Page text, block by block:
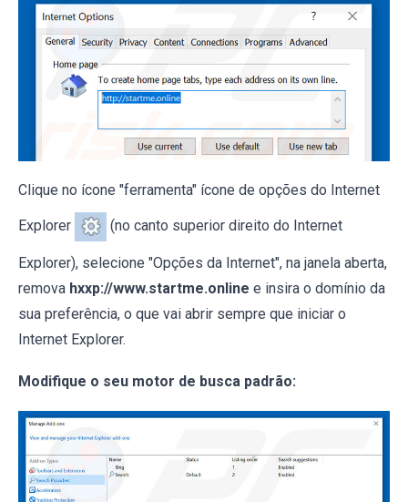
Clique no ícone "ferramenta" ícone de opções do Internet
Explorer (no canto superior direito do Internet
Explorer), selecione "Opções da Internet", na janela aberta,
remova hxxp://www.startme.online e insira o domínio da
sua preferência, o que vai abrir sempre que iniciar o
Internet Explorer.
Modifique o seu motor de busca padrão: